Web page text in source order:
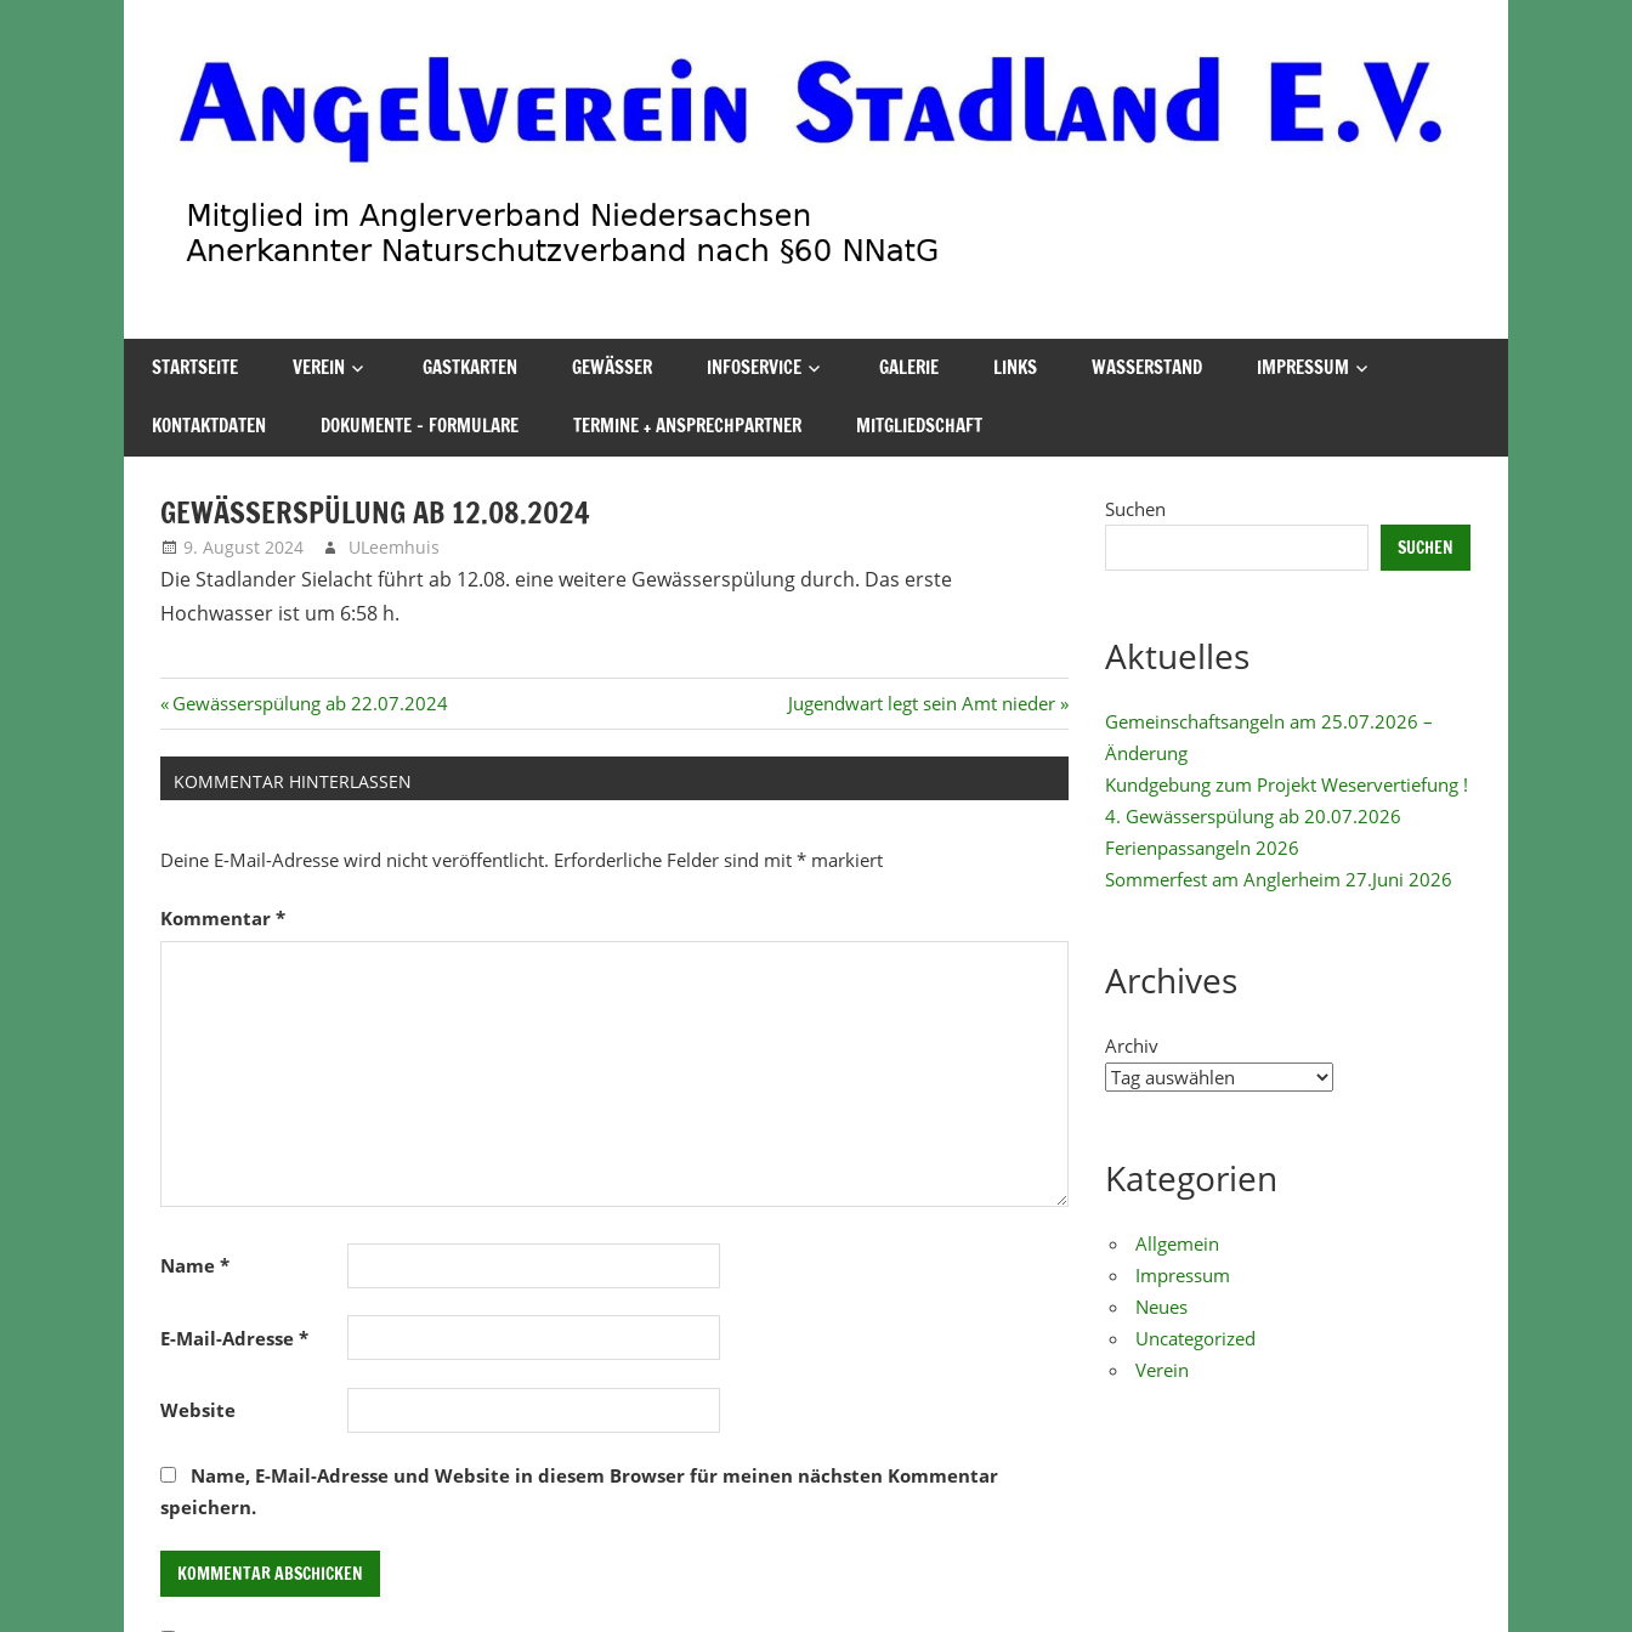
Angelverein
Stadland
STARTSEITE VEREIN GASTKARTEN GEWÄSSER INFOSERVICE GALERIE LINKS WASSERSTAND IMPRESSUM
KONTAKTDATEN DOKUMENTE – FORMULARE TERMINE + ANSPRECHPARTNER MITGLIEDSCHAFT
GEWÄSSERSPÜLUNG AB 12.08.2024
9. August 2024 ULeemhuis
Die Stadlander Sielacht führt ab 12.08. eine weitere Gewässerspülung durch. Das erste
Hochwasser ist um 6:58 h.
Beitragsnavigation
Vorheriger
Beitrag:
Gewässerspülung ab 22.07.2024
Nächster
Beitrag:
Jugendwart legt sein Amt nieder
KOMMENTAR HINTERLASSEN
Deine E-Mail-Adresse wird nicht veröffentlicht. Erforderliche Felder sind mit * markiert
Kommentar *
Name *
E-Mail-Adresse *
Website
Name, E-Mail-Adresse und Website in diesem Browser für meinen nächsten Kommentar
speichern.
Suchen
SUCHEN
Aktuelles
Gemeinschaftsangeln am 25.07.2026 –
Änderung
Kundgebung zum Projekt Weservertiefung !
4. Gewässerspülung ab 20.07.2026
Ferienpassangeln 2026
Sommerfest am Anglerheim 27.Juni 2026
Archives
Archiv
Kategorien
Allgemein
Impressum
Neues
Uncategorized
Verein